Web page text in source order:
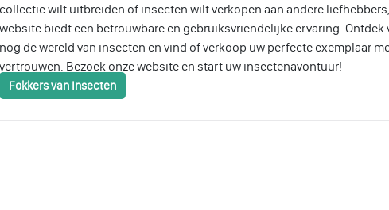
collectie wilt uitbreiden of insecten wilt verkopen aan andere
website biedt een betrouwbare en gebruiksvriendelijke ervaring. Ontdek
nog de wereld van insecten en vind of verkoop uw perfecte exemplaar
vertrouwen. Bezoek onze website en start uw insectenavontuur!
Fokkers van Insecten